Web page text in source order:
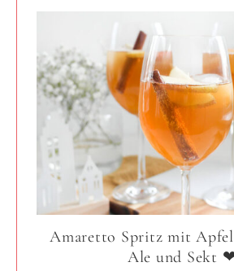
Amaretto Spritz mit
Ale und Sekt